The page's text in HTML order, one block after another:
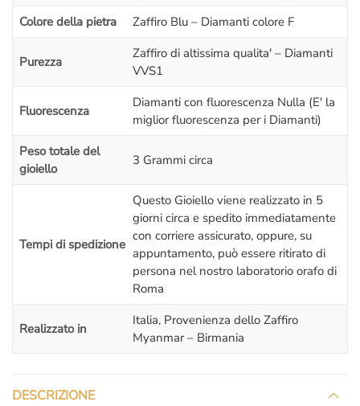
Colore della pietra
Zaffiro Blu – Diamanti colore F
Purezza
Zaffiro di altissima qualita' – Diamanti
VVS1
Fluorescenza
Diamanti con fluorescenza Nulla (E' la
miglior fluorescenza per i Diamanti)
Peso totale del
gioiello
3 Grammi circa
Tempi di spedizione
Questo Gioiello viene realizzato in 5
giorni circa e spedito immediatamente
con corriere assicurato, oppure, su
appuntamento, può essere ritirato di
persona nel nostro laboratorio orafo di
Roma
Realizzato in
Italia, Provenienza dello Zaffiro
Myanmar – Birmania
DESCRIZIONE